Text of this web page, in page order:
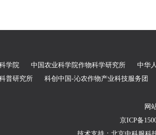
学院 中国农业科学院作物科学研究所 中华
普研究所 科创中国-沁农作物产业科技服务团
网
京ICP备